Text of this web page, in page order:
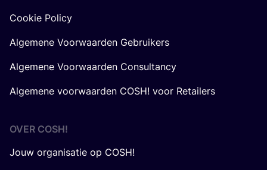
Cookie Policy
Algemene Voorwaarden Gebruikers
Algemene Voorwaarden Consultancy
Algemene voorwaarden COSH! voor Retailers
OVER COSH!
Jouw organisatie op COSH!